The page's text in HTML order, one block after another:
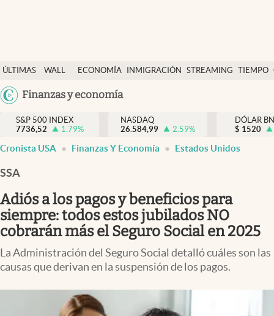
ÚLTIMAS
NOTICIAS
WALL
DÓLAR
ECONOMÍA INMIGRACIÓN STREAMING TIEMPO
México
USA
Finanzas y economía
Finanzas y economía
Wall Street y dólar
Inmigración
Espiritual
Streaming
PC y mobile
S&P 500 INDEX
7736,52
1.79%
NASDAQ
26.584,99
2.59%
DÓLAR
$ 1520
Cronista USA Finanzas Y Economía Estados Unidos
SSA
Adiós a los pagos y beneficios para
siempre: todos estos jubilados NO
cobrarán más el Seguro Social en 2025
La Administración del Seguro Social detalló cuáles son las
causas que derivan en la suspensión de los pagos.